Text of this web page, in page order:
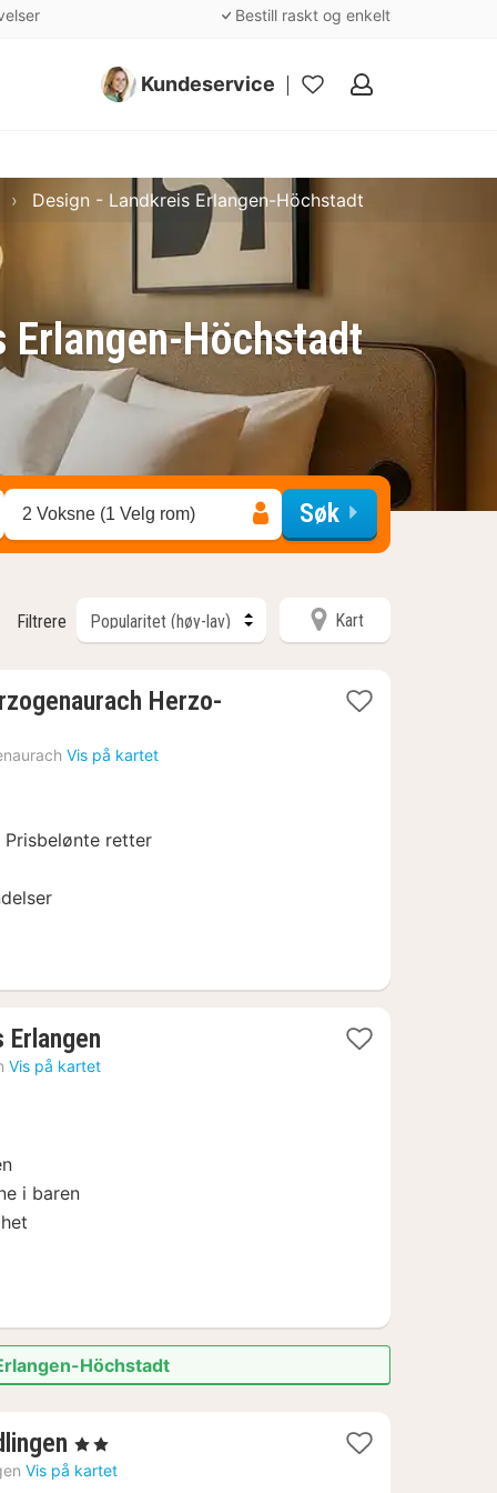
Bestill raskt og enkelt
Kundeservice
Mine
Höchstadt
Design - Landkreis Erlangen-Höchstadt
2 Voksne (1 Velg rom) Søk
Filtrere Kart
Herzo-
Vis på kartet
Prisbelønte retter
Erlangen
natt
Vis på kartet
i baren
Höchstadt
2
netter
, 2 Stjerner
Vis på kartet